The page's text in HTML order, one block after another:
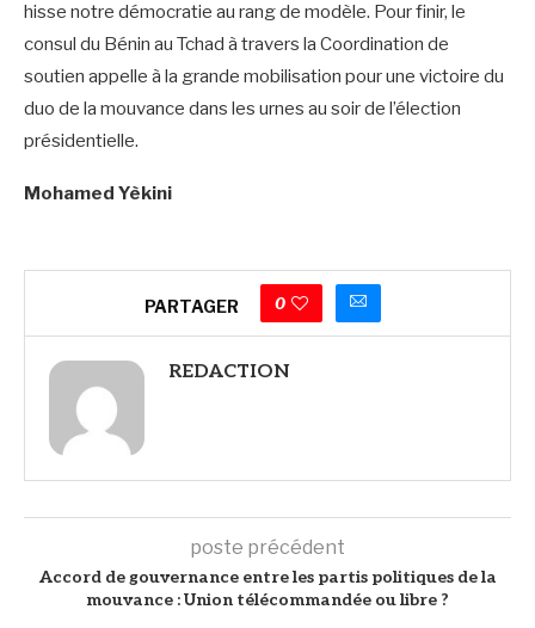
hisse notre démocratie au rang de modèle. Pour finir, le
consul du Bénin au Tchad à travers la Coordination de
soutien appelle à la grande mobilisation pour une victoire du
duo de la mouvance dans les urnes au soir de l’élection
présidentielle.
Mohamed Yèkini
PARTAGER 0
REDACTION
poste précédent
Accord de gouvernance entre les partis politiques de la
mouvance : Union télécommandée ou libre ?